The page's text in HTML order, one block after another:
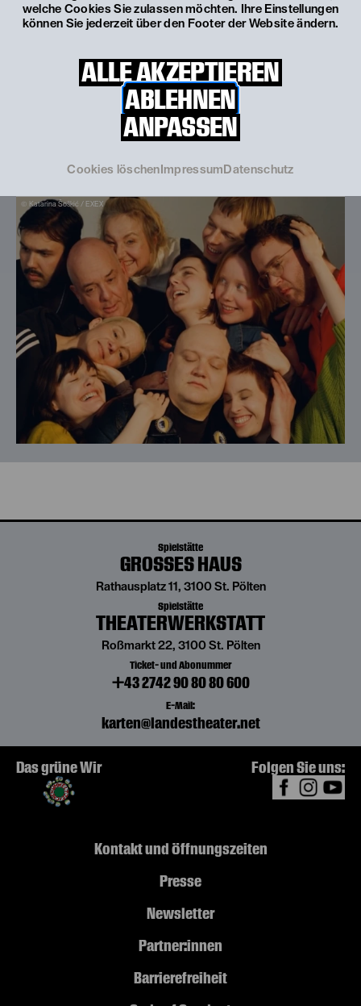
welche Cookies Sie zulassen möchten. Ihre Einstellungen
können Sie jederzeit über den Footer der Website ändern.
ALLE AKZEPTIEREN
ABLEHNEN
ANPASSEN
Cookies löschen Impressum Datenschutz
© Katarina Šoškić / EXEX
Was spielt sich ab?
Vier Uraufführungen, drei österreichische
Erstaufführungen, internationale Gastspiele,
Kooperationen und partizipative Initiativen...
MEHR
ERFAHREN
Spielstätte
GROSSES HAUS
Rathausplatz 11, 3100 St. Pölten
Spielstätte
THEATERWERKSTATT
Roßmarkt 22, 3100 St. Pölten
Ticket- und Abonummer
+43 2742 90 80 80 600
E-Mail:
karten@landestheater.net
Das grüne Wir Folgen Sie uns:
Kontakt und Öffnungszeiten
Presse
Newsletter
Partner:innen
Barrierefreiheit